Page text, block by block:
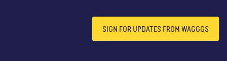
SIGN FOR UPDATES FROM WAGGGS